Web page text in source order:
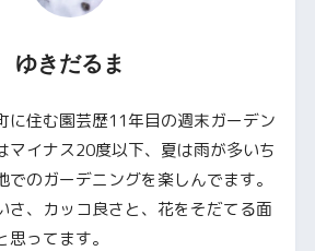
ゆきだるま
に住む園芸歴11年目の週末ガーデン
マイナス20度以下、夏は雨が多いち
でのガーデニングを楽しんでます。
さ、カッコ良さと、花をそだてる面
ってます。